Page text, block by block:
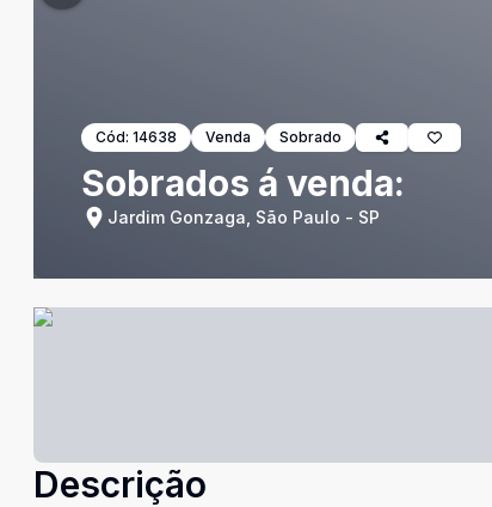
Cód: 14638 Venda Sobrado
Sobrados á venda:
Jardim Gonzaga, São Paulo - SP
Descrição